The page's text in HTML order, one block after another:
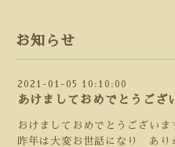
お知らせ
2021-01-05 10:10:00
あけましておめでとうござ
おけましておめでとうございま
昨年は大変お世話になり あり